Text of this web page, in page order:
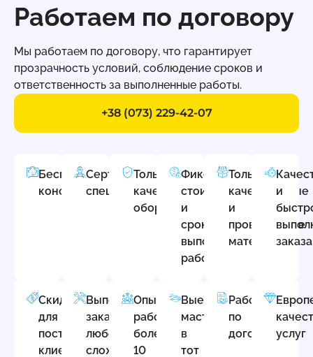
Работаем по договору
Мы работаем по договору, что гарантирует
прозрачность условий, соблюдение сроков и
ответственность за выполненные работы.
+38 (073) 229-42-07
Бесплатная
консультация
Сертифицированные
специалисты
Только
качественное
оборудование
Фиксированная
стоимость
и
срок
выполнения
работ
Только
качественные
и
проверенные
материалы
и
заказа
Скидки
для
постоянных
клиентов
Выполняем
заказы
любой
сложности
Опыт
работы
более
10
Выезд
мастера
в
тот
Работаем
по
договорууслуг